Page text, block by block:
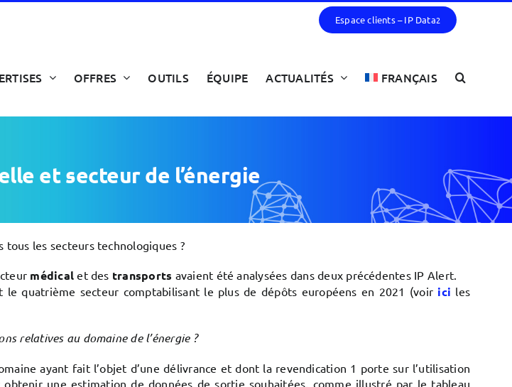
Espace clients – IP Data2
OFFRES OUTILS ÉQUIPE ACTUALITÉS FRANÇAIS
et secteur de l’énergie
les secteurs technologiques ?
médical et des transports avaient été analysées dans deux précédentes IP Alert.
quatrième secteur comptabilisant le plus de dépôts européens en 2021 (voir ici les
relatives au domaine de l’énergie ?
ayant fait l’objet d’une délivrance et dont la revendication 1 porte sur l’utilisation
une estimation de données de sortie souhaitées, comme illustré par le tableau